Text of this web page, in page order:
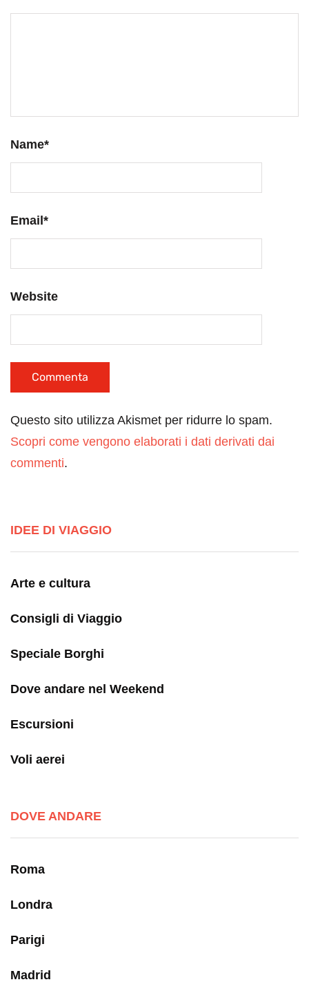
Name*
Email*
Website
Questo sito utilizza Akismet per ridurre lo spam.
Scopri come vengono elaborati i dati derivati dai
commenti.
IDEE DI VIAGGIO
Arte e cultura
Consigli di Viaggio
Speciale Borghi
Dove andare nel Weekend
Escursioni
Voli aerei
DOVE ANDARE
Roma
Londra
Parigi
Madrid